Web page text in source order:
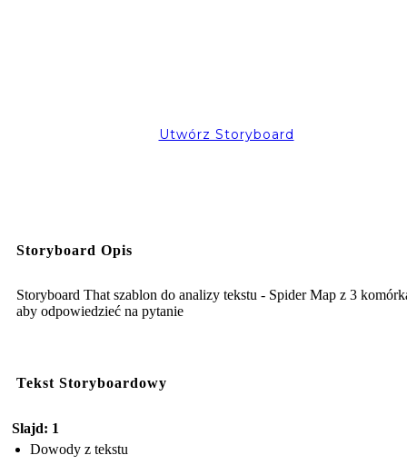
Utwórz Storyboard
Storyboard Opis
Storyboard That szablon do analizy tekstu - Spider Map z 3
aby odpowiedzieć na pytanie
Tekst Storyboardowy
Slajd: 1
Dowody z tekstu